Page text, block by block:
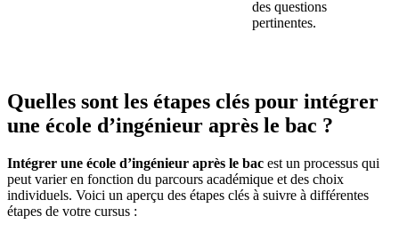
des questions
pertinentes.
Quelles sont les étapes clés pour intégrer
une école d’ingénieur après le bac ?
Intégrer une école d’ingénieur après le bac est un processus qui
peut varier en fonction du parcours académique et des choix
individuels. Voici un aperçu des étapes clés à suivre à différentes
étapes de votre cursus :